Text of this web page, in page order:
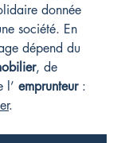
donnée
société. En
dépend du
, de
l’ emprunteur :
.